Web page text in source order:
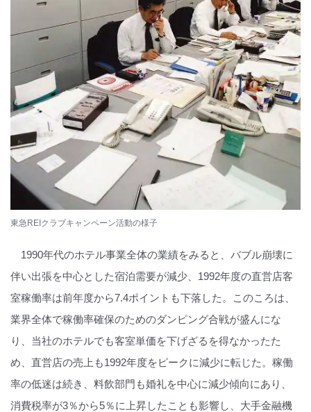
東急REIクラブキャンペーン活動の様子
1990年代のホテル事業全体の業績をみると、バブル崩壊に
伴い出張を中心とした宿泊需要が減少、1992年度の直営店客
室稼働率は前年度から7.4ポイントも下落した。このころは、
業界全体で稼働率確保のためのダンピング合戦が盛んにな
り、当社のホテルでも客室単価を下げざるを得なかったた
め、直営店の売上も1992年度をピークに減少に転じた。稼働
率の低迷は続き、料飲部門も婚礼を中心に減少傾向にあり、
消費税率が3％から5％に上昇したことも影響し、大手金融機